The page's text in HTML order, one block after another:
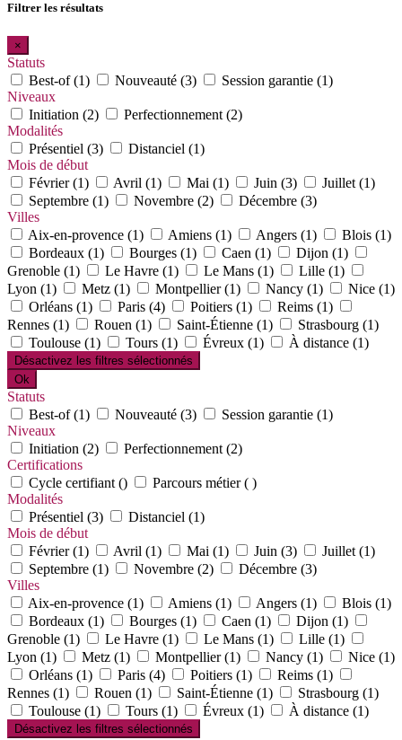
Filtrer les résultats
×
Statuts
Best-of (1)
Nouveauté (3)
Session garantie (1)
Niveaux
Initiation (2)
Perfectionnement (2)
Modalités
Présentiel (3)
Distanciel (1)
Mois de début
Février (1)
Avril (1) Mai (1) Juin (3)
Juillet (1)
Septembre (1)
Novembre (2)
Décembre (3)
Villes
Aix-en-provence (1)
Amiens (1) Angers (1)
Blois (1)
Bordeaux (1)
Bourges (1) Caen (1)
Dijon (1)
Grenoble (1)
Le Havre (1) Le Mans (1)
Lille (1)
Lyon (1)
Metz (1) Montpellier (1) Nancy (1)
Nice (1)
Orléans (1)
Paris (4) Poitiers (1)
Reims (1)
Rennes (1)
Rouen (1) Saint-Étienne (1)
Strasbourg (1)
Toulouse (1)
Tours (1) Évreux (1) À distance (1)
Désactivez les filtres sélectionnés
Ok
Statuts
Best-of (1)
Nouveauté (3)
Session garantie (1)
Niveaux
Initiation (2)
Perfectionnement (2)
Certifications
Cycle certifiant ()
Parcours métier ( )
Modalités
Présentiel (3)
Distanciel (1)
Mois de début
Février (1)
Avril (1) Mai (1) Juin (3)
Juillet (1)
Septembre (1)
Novembre (2)
Décembre (3)
Villes
Aix-en-provence (1)
Amiens (1) Angers (1)
Blois (1)
Bordeaux (1)
Bourges (1) Caen (1)
Dijon (1)
Grenoble (1)
Le Havre (1) Le Mans (1)
Lille (1)
Lyon (1)
Metz (1) Montpellier (1) Nancy (1)
Nice (1)
Orléans (1)
Paris (4) Poitiers (1)
Reims (1)
Rennes (1)
Rouen (1) Saint-Étienne (1)
Strasbourg (1)
Toulouse (1)
Tours (1) Évreux (1) À distance (1)
Désactivez les filtres sélectionnés